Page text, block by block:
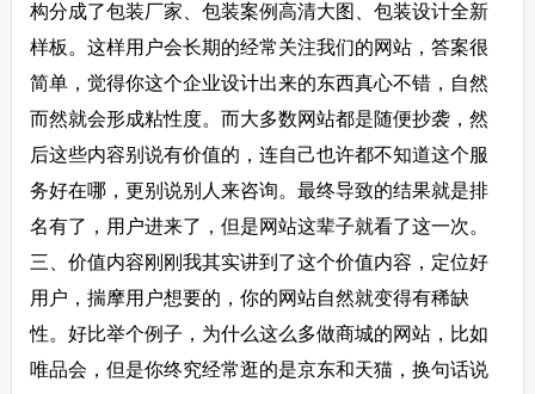
构分成了包装厂家、包装案例高清大图、包装设计全新
样板。这样用户会长期的经常关注我们的网站，答案很
简单，觉得你这个企业设计出来的东西真心不错，自然
而然就会形成粘性度。而大多数网站都是随便抄袭，然
后这些内容别说有价值的，连自己也许都不知道这个服
务好在哪，更别说别人来咨询。最终导致的结果就是排
名有了，用户进来了，但是网站这辈子就看了这一次。
三、价值内容刚刚我其实讲到了这个价值内容，定位好
用户，揣摩用户想要的，你的网站自然就变得有稀缺
性。好比举个例子，为什么这么多做商城的网站，比如
唯品会，但是你终究经常逛的是京东和天猫，换句话说